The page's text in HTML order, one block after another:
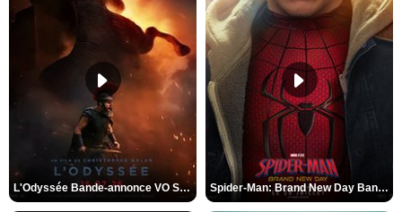
L'Odyssée Bande-annonce VO STFR Spider-Man: Brand New Day Bande-annonce VO STFR